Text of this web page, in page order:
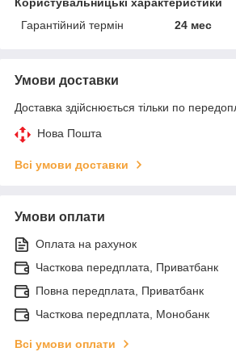
Гарантійний термін
24 мес
Умови доставки
Доставка здійснюється тільки по
Нова Пошта
Всі умови доставки
Умови оплати
Оплата на рахунок
Часткова передплата, Приватбанк
Повна передплата, Приватбанк
Часткова передплата, Монобанк
Всі умови оплати